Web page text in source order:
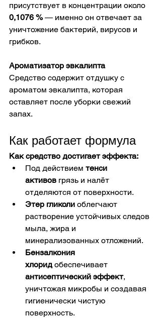
присутствует в концентрации около
0,1076 % — именно он отвечает за
уничтожение бактерий, вирусов и
грибков.
Ароматизатор эвкалипта
Средство содержит отдушку с
ароматом эвкалипта, которая
оставляет после уборки свежий
запах.
Как работает формула
Как средство достигает эффекта:
Под действием тенси
активов грязь и налёт
отделяются от поверхности.
Этер гликоли облегчают
растворение устойчивых следов
мыла, жира и
минерализованных отложений.
Бензалкония
хлорид обеспечивает
антисептический эффект,
уничтожая микробы и создавая
гигиенически чистую
поверхность.